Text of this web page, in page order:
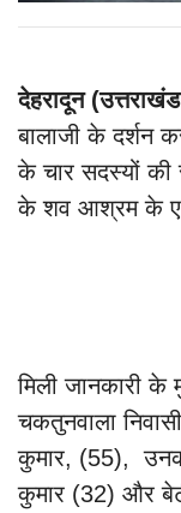
देहरादून
बालाजी के दर्शन
के चार सदस्यों की
के शव आश्रम के
मिली जानकारी के
चकतुनवाला
कुमार, (55),
कुमार (32) और